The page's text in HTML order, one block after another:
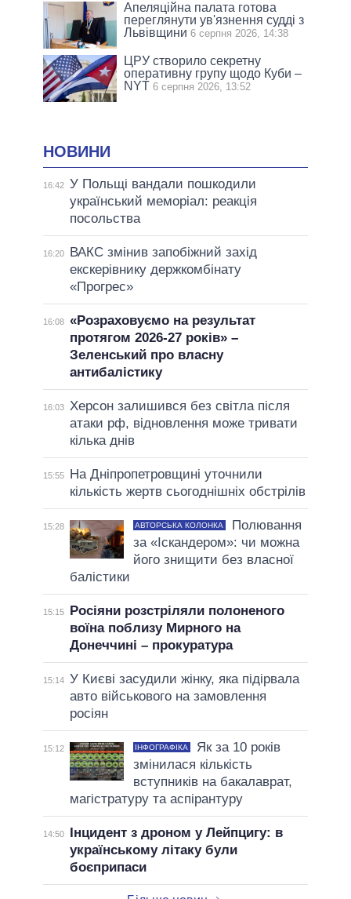
Апеляційна палата готова
переглянути ув'язнення судді з
Львівщини 6 серпня 2026, 14:38
ЦРУ створило секретну
оперативну групу щодо Куби –
NYT 6 серпня 2026, 13:52
НОВИНИ
16:42 У Польщі вандали пошкодили
український меморіал: реакція
посольства
16:20
ВАКС змінив запобіжний захід
екскерівнику держкомбінату
«Прогрес»
16:08 «Розраховуємо на результат
протягом 2026-27 років» –
Зеленський про власну
антибалістику
16:03
Херсон залишився без світла після
атаки рф, відновлення може тривати
кілька днів
15:55
На Дніпропетровщині уточнили
кількість жертв сьогоднішніх обстрілів
15:28 АВТОРСЬКА КОЛОНКА
Полювання
за «Іскандером»: чи можна
його знищити без власної
балістики
15:15
Росіяни розстріляли полоненого
воїна поблизу Мирного на
Донеччині – прокуратура
15:14 У Києві засудили жінку, яка підірвала
авто військового на замовлення
росіян
15:12 ІНФОГРАФІКА
Як за 10 років
змінилася кількість
вступників на бакалаврат,
магістратуру та аспірантуру
14:50
Інцидент з дроном у Лейпцигу: в
українському літаку були
боєприпаси